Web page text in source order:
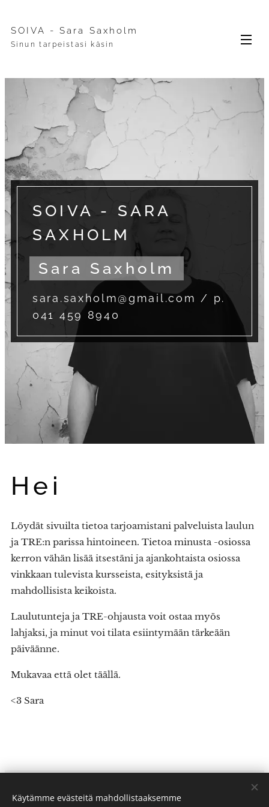
SOIVA - Sara Saxholm
Sinun tarpeistasi käsin
SOIVA - SARA
SAXHOLM
Sara Saxholm
sara.saxholm@gmail.com / p.
041 459 8940
Hei
Löydät sivuilta tietoa tarjoamistani palveluista laulun
ja TRE:n parissa hintoineen. Tietoa minusta -osiossa
kerron vähän lisää itsestäni ja ajankohtaista osiossa
vinkkaan tulevista kursseista, esityksistä ja
mahdollisista keikoista.
Laulutunteja ja TRE-ohjausta voit ostaa myös
lahjaksi, ja minut voi tilata esiintymään tärkeään
päiväänne.
Mukavaa että olet täällä.
<3 Sara
Käytämme evästeitä mahdollistaaksemme